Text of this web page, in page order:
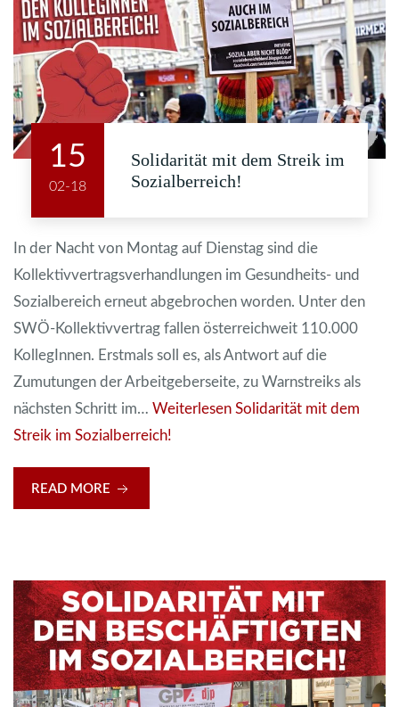
15
02-18
Solidarität mit dem Streik im
Sozialberreich!
In der Nacht von Montag auf Dienstag sind die
Kollektivvertragsverhandlungen im Gesundheits- und
Sozialbereich erneut abgebrochen worden. Unter den
SWÖ-Kollektivvertrag fallen österreichweit 110.000
KollegInnen. Erstmals soll es, als Antwort auf die
Zumutungen der Arbeitgeberseite, zu Warnstreiks als
nächsten Schritt im… Weiterlesen Solidarität mit dem
Streik im Sozialberreich!
READ MORE